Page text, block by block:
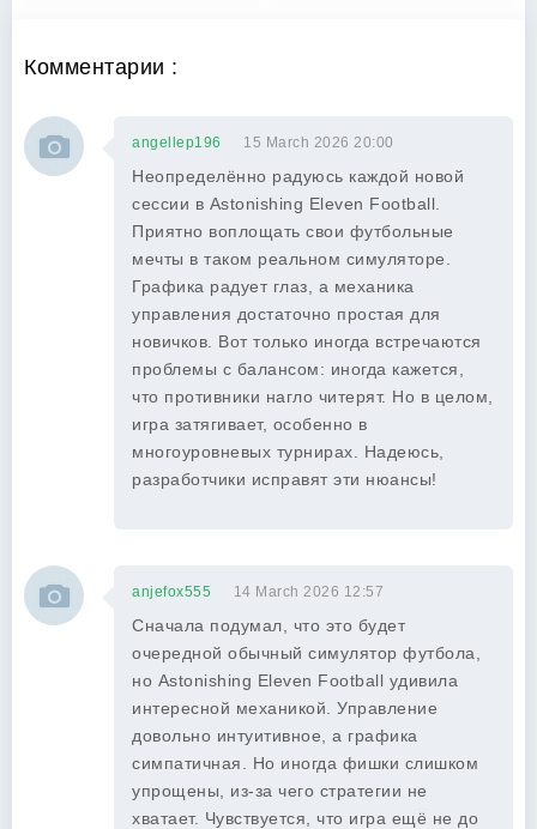
Комментарии :
angellep196 15 March 2026 20:00
Неопределённо радуюсь каждой новой
сессии в Astonishing Eleven Football.
Приятно воплощать свои футбольные
мечты в таком реальном симуляторе.
Графика радует глаз, а механика
управления достаточно простая для
новичков. Вот только иногда встречаются
проблемы с балансом: иногда кажется,
что противники нагло читерят. Но в целом,
игра затягивает, особенно в
многоуровневых турнирах. Надеюсь,
разработчики исправят эти нюансы!
anjefox555 14 March 2026 12:57
Сначала подумал, что это будет
очередной обычный симулятор футбола,
но Astonishing Eleven Football удивила
интересной механикой. Управление
довольно интуитивное, а графика
симпатичная. Но иногда фишки слишком
упрощены, из-за чего стратегии не
хватает. Чувствуется, что игра ещё не до